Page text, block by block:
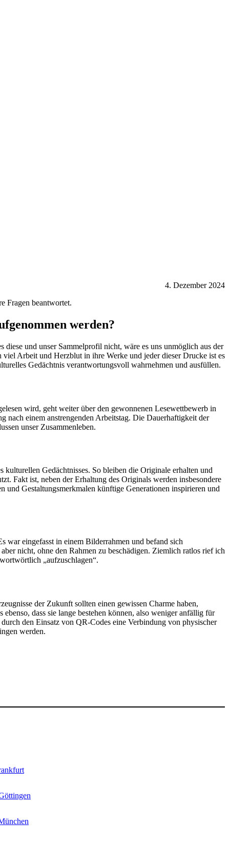
4. Dezember 2024
Fragen beantwortet.
werden?
und unser Sammelprofil nicht, wäre es uns unmöglich aus der
Arbeit und Herzblut in ihre Werke und jeder dieser Drucke ist es
Gedächtnis verantwortungsvoll wahrnehmen und ausfüllen.
wird, geht weiter über den gewonnenen Lesewettbewerb in
nach einem anstrengenden Arbeitstag. Die Dauerhaftigkeit der
unser Zusammenleben.
Gedächtnisses. So bleiben die Originale erhalten und
Fakt ist, neben der Erhaltung des Originals werden insbesondere
Gestaltungsmerkmalen künftige Generationen inspirieren und
war eingefasst in einem Bilderrahmen und befand sich
nicht, ohne den Rahmen zu beschädigen. Ziemlich ratlos rief ich
„aufzuschlagen“.
der Zukunft sollten einen gewissen Charme haben,
dass sie lange bestehen können, also weniger anfällig für
den Einsatz von QR-Codes eine Verbindung von physischer
werden.